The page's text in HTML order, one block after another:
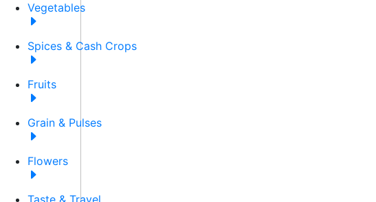
Vegetables
Spices & Cash Crops
Fruits
Grain & Pulses
Flowers